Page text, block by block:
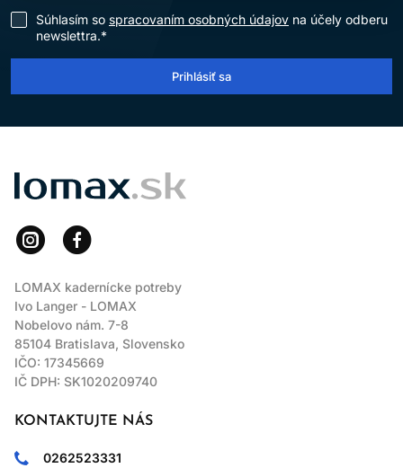
Súhlasím so spracovaním osobných údajov na účely odberu
newslettra.*
Prihlásiť sa
LOMAX
LOMAX kadernícke potreby
Ivo Langer - LOMAX
Nobelovo nám. 7-8
85104 Bratislava, Slovensko
IČO: 17345669
IČ DPH: SK1020209740
KONTAKTUJTE NÁS
0262523331